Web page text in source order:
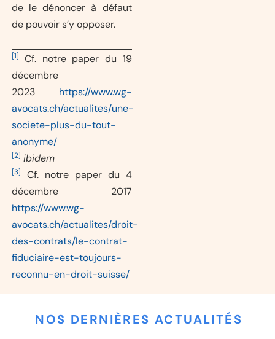
de le dénoncer à défaut
de pouvoir s’y opposer.
[1]
Cf. notre paper du 19
décembre
2023 https://www.wg-
avocats.ch/actualites/une-
societe-plus-du-tout-
anonyme/
[2] ibidem
[3]
Cf. notre paper du 4
décembre 2017
https://www.wg-
avocats.ch/actualites/droit-
des-contrats/le-contrat-
fiduciaire-est-toujours-
reconnu-en-droit-suisse/
NOS DERNIÈRES ACTUALITÉS